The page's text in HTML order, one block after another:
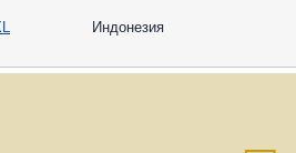
Индонезия